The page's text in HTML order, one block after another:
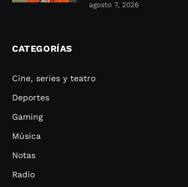
agosto 7, 2026
CATEGORÍAS
Cine, series y teatro
Deportes
Gaming
Música
Notas
Radio